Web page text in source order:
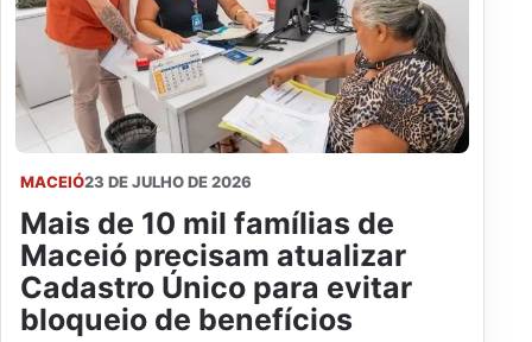
MACEIÓ23 DE JULHO DE 2026
Mais de 10 mil famílias de
Maceió precisam atualizar
Cadastro Único para evitar
bloqueio de benefícios